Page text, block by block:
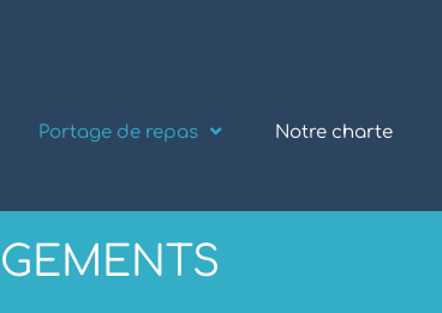
Portage de repas Notre charte